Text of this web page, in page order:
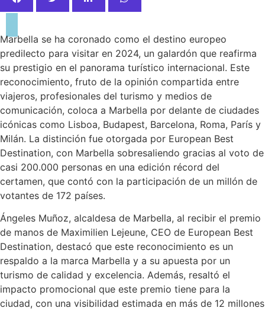
Marbella se ha coronado como el destino europeo
predilecto para visitar en 2024, un galardón que reafirma
su prestigio en el panorama turístico internacional. Este
reconocimiento, fruto de la opinión compartida entre
viajeros, profesionales del turismo y medios de
comunicación, coloca a Marbella por delante de ciudades
icónicas como Lisboa, Budapest, Barcelona, Roma, París y
Milán. La distinción fue otorgada por European Best
Destination, con Marbella sobresaliendo gracias al voto de
casi 200.000 personas en una edición récord del
certamen, que contó con la participación de un millón de
votantes de 172 países.
Ángeles Muñoz, alcaldesa de Marbella, al recibir el premio
de manos de Maximilien Lejeune, CEO de European Best
Destination, destacó que este reconocimiento es un
respaldo a la marca Marbella y a su apuesta por un
turismo de calidad y excelencia. Además, resaltó el
impacto promocional que este premio tiene para la
ciudad, con una visibilidad estimada en más de 12 millones